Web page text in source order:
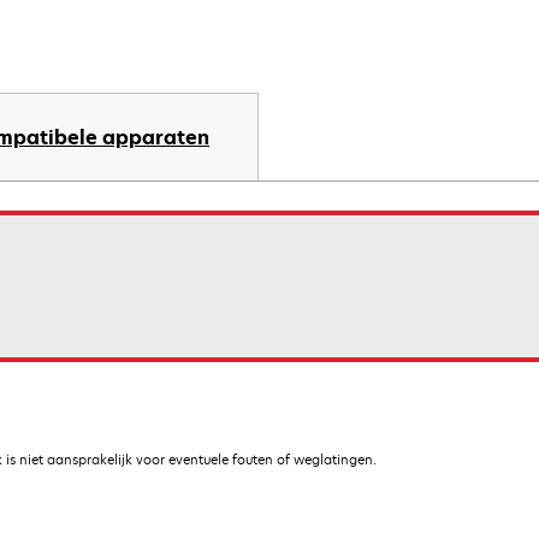
apparaten
niet aansprakelijk voor eventuele fouten of weglatingen.